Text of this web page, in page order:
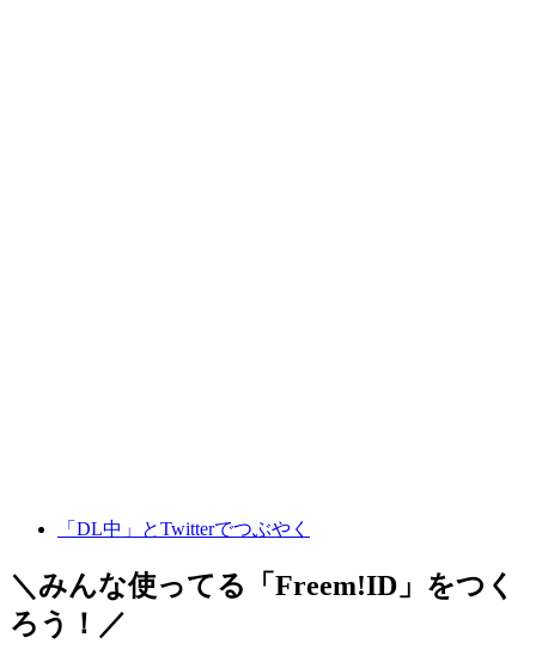
「DL中」とTwitterでつぶやく
＼みんな使ってる「 Freem!ID 」をつく
ろう！／